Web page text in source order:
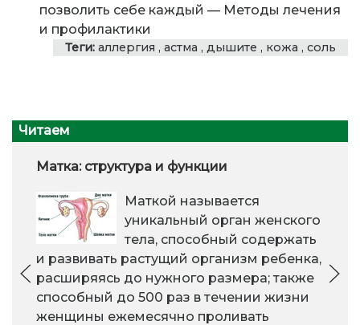
позволить себе каждый — Методы лечения
и профилактики
Теги: аллергия , астма , дышите , кожа , соль
Читаем
Матка: структура и функции
Маткой называется
уникальный орган женского
тела, способный содержать
и развивать растущий организм ребенка,
расширяясь до нужного размера; также
способный до 500 раз в течении жизни
женщины ежемесячно проливать